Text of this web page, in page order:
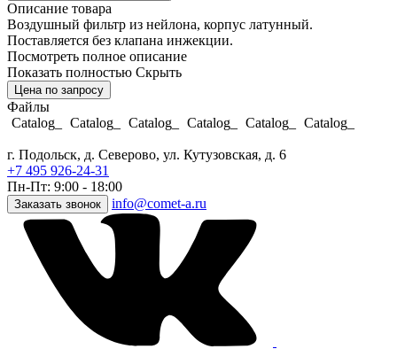
Описание товара
Воздушный фильтр из нейлона, корпус латунный.
Поставляется без клапана инжекции.
Посмотреть полное описание
Показать полностью Скрыть
Цена по запросу
Файлы
Catalog_
Catalog_ Catalog_ Catalog_ Catalog_ Catalog_
г. Подольск, д. Северово, ул. Кутузовская, д. 6
+7 495 926-24-31
Пн-Пт: 9:00 - 18:00
Заказать звонок info@comet-a.ru